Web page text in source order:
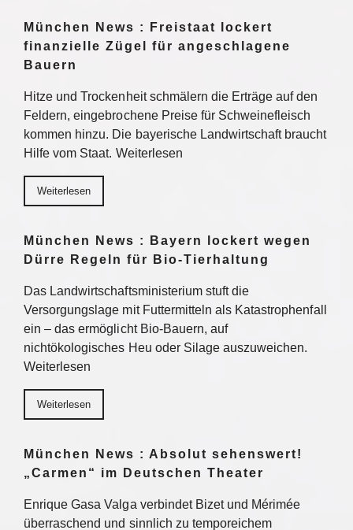
München News : Freistaat lockert
finanzielle Zügel für angeschlagene
Bauern
Hitze und Trockenheit schmälern die Erträge auf den
Feldern, eingebrochene Preise für Schweinefleisch
kommen hinzu. Die bayerische Landwirtschaft braucht
Hilfe vom Staat. Weiterlesen
Weiterlesen
München News : Bayern lockert wegen
Dürre Regeln für Bio-Tierhaltung
Das Landwirtschaftsministerium stuft die
Versorgungslage mit Futtermitteln als Katastrophenfall
ein – das ermöglicht Bio-Bauern, auf
nichtökologisches Heu oder Silage auszuweichen.
Weiterlesen
Weiterlesen
München News : Absolut sehenswert!
„Carmen“ im Deutschen Theater
Enrique Gasa Valga verbindet Bizet und Mérimée
überraschend und sinnlich zu temporeichem